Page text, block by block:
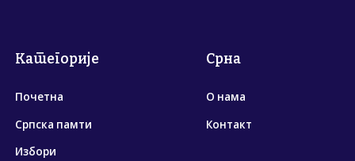
Категорије
Почетна
Српска памти
Избори
Срна
О нама
Контакт